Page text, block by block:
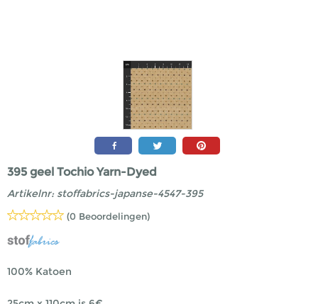
395 geel Tochio Yarn-Dyed
Artikelnr: stoffabrics-japanse-4547-395
(0 Beoordelingen)
100% Katoen